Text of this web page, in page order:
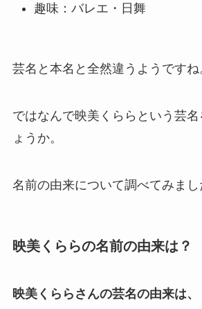
趣味：バレエ・日舞
芸名と本名と全然違うようですね
ではなんで映美くららという芸
ょうか。
名前の由来について調べてみまし
映美くららの名前の由来は？
映美くららさんの芸名の由来は